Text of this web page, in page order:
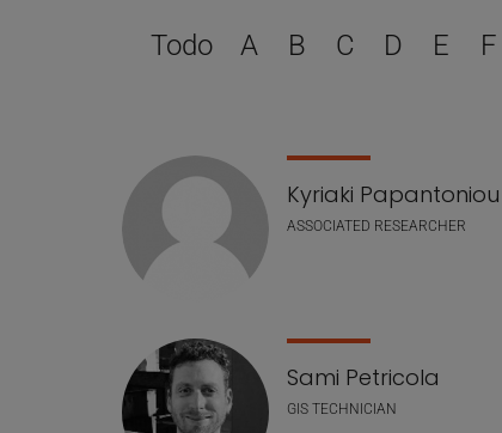
Todo A B C D E F
Lista de personal
Kyriaki Papantoniou
ASSOCIATED RESEARCHER
Sami Petricola
GIS TECHNICIAN